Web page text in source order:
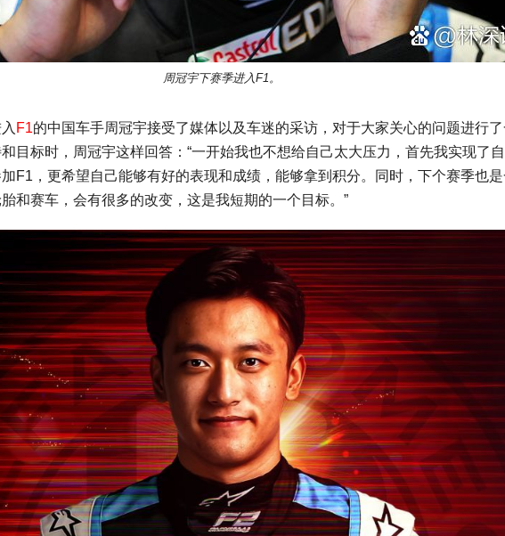
周冠宇下赛季进入F1。
F1的中国车手周冠宇接受了媒体以及车迷的采访，对于大家关心的问题进行
目标时，周冠宇这样回答：“一开始我也不想给自己太大压力，首先我实现了
F1，更希望自己能够有好的表现和成绩，能够拿到积分。同时，下个赛季也
和赛车，会有很多的改变，这是我短期的一个目标。”